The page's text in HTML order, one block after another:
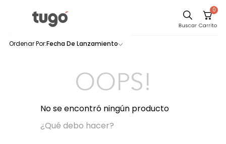
0
Fecha De Lanzamiento
0productos
OOPS!
No se encontró ningún producto
¿Qué debo hacer?
Sofa
Cuadros